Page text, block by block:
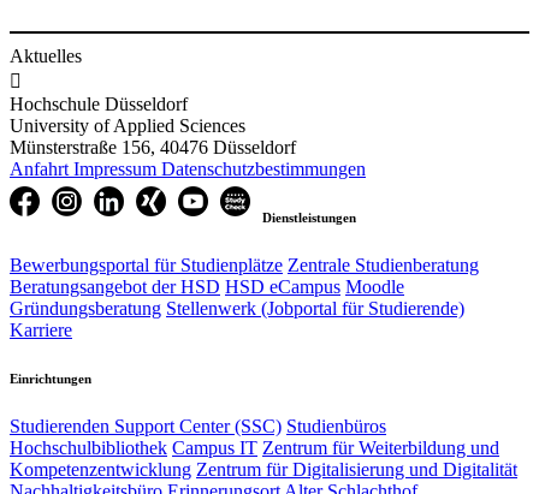
Aktuelles

Hochschule Düsseldorf
University of Applied Sciences
Münsterstraße 156, 40476 Düsseldorf
Anfahrt Impressum Datenschutzbestimmungen
Dienstleistungen
Bewerbungsportal für Studienplätze Zentrale Studienberatung
Beratungsangebot der HSD HSD eCampus Moodle
Gründungsberatung Stellenwerk (Jobportal für Studierende)
Karriere
Einrichtungen
Studierenden Support Center (SSC) Studienbüros
Hochschulbibliothek Campus IT Zentrum für Weiterbildung und
Kompetenzentwicklung Zentrum für Digitalisierung und Digitalität